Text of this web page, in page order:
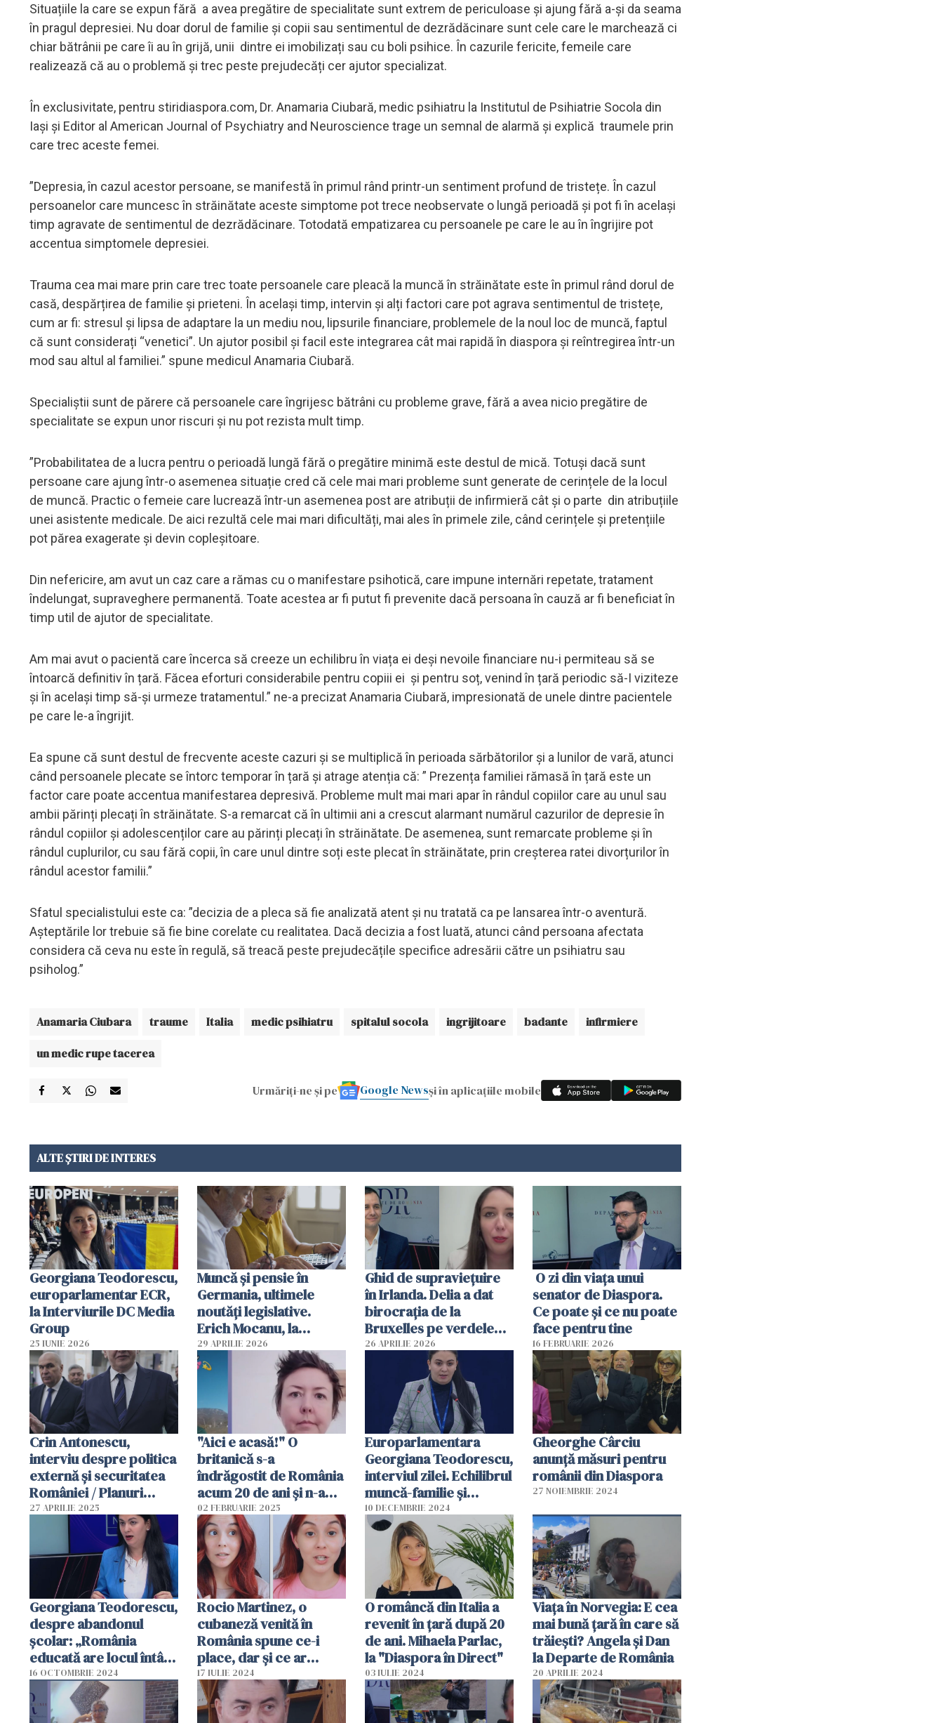
Situațiile la care se expun fără a avea pregătire de specialitate sunt extrem de periculoase și ajung fără a-și da seama
în pragul depresiei. Nu doar dorul de familie și copii sau sentimentul de dezrădăcinare sunt cele care le marchează ci
chiar bătrânii pe care îi au în grijă, unii dintre ei imobilizați sau cu boli psihice. În cazurile fericite, femeile care
realizează că au o problemă și trec peste prejudecăți cer ajutor specializat.
În exclusivitate, pentru stiridiaspora.com, Dr. Anamaria Ciubară, medic psihiatru la Institutul de Psihiatrie Socola din
Iași și Editor al American Journal of Psychiatry and Neuroscience trage un semnal de alarmă și explică traumele prin
care trec aceste femei.
”Depresia, în cazul acestor persoane, se manifestă în primul rând printr-un sentiment profund de tristețe. În cazul
persoanelor care muncesc în străinătate aceste simptome pot trece neobservate o lungă perioadă și pot fi în același
timp agravate de sentimentul de dezrădăcinare. Totodată empatizarea cu persoanele pe care le au în îngrijire pot
accentua simptomele depresiei.
Trauma cea mai mare prin care trec toate persoanele care pleacă la muncă în străinătate este în primul rând dorul de
casă, despărțirea de familie și prieteni. În același timp, intervin și alți factori care pot agrava sentimentul de tristețe,
cum ar fi: stresul și lipsa de adaptare la un mediu nou, lipsurile financiare, problemele de la noul loc de muncă, faptul
că sunt considerați “venetici”. Un ajutor posibil și facil este integrarea cât mai rapidă în diaspora și reîntregirea într-un
mod sau altul al familiei.” spune medicul Anamaria Ciubară.
Specialiștii sunt de părere că persoanele care îngrijesc bătrâni cu probleme grave, fără a avea nicio pregătire de
specialitate se expun unor riscuri și nu pot rezista mult timp.
”Probabilitatea de a lucra pentru o perioadă lungă fără o pregătire minimă este destul de mică. Totuși dacă sunt
persoane care ajung într-o asemenea situație cred că cele mai mari probleme sunt generate de cerințele de la locul
de muncă. Practic o femeie care lucrează într-un asemenea post are atribuții de infirmieră cât și o parte din atribuțiile
unei asistente medicale. De aici rezultă cele mai mari dificultăți, mai ales în primele zile, când cerințele și pretențiile
pot părea exagerate și devin copleșitoare.
Din nefericire, am avut un caz care a rămas cu o manifestare psihotică, care impune internări repetate, tratament
îndelungat, supraveghere permanentă. Toate acestea ar fi putut fi prevenite dacă persoana în cauză ar fi beneficiat în
timp util de ajutor de specialitate.
Am mai avut o pacientă care încerca să creeze un echilibru în viața ei deși nevoile financiare nu-i permiteau să se
întoarcă definitiv în țară. Făcea eforturi considerabile pentru copiii ei și pentru soț, venind în țară periodic să-I viziteze
și în același timp să-și urmeze tratamentul.” ne-a precizat Anamaria Ciubară, impresionată de unele dintre pacientele
pe care le-a îngrijit.
Ea spune că sunt destul de frecvente aceste cazuri și se multiplică în perioada sărbătorilor și a lunilor de vară, atunci
când persoanele plecate se întorc temporar în țară și atrage atenția că: ” Prezența familiei rămasă în țară este un
factor care poate accentua manifestarea depresivă. Probleme mult mai mari apar în rândul copiilor care au unul sau
ambii părinți plecați în străinătate. S-a remarcat că în ultimii ani a crescut alarmant numărul cazurilor de depresie în
rândul copiilor și adolescenților care au părinți plecați în străinătate. De asemenea, sunt remarcate probleme și în
rândul cuplurilor, cu sau fără copii, în care unul dintre soți este plecat în străinătate, prin creșterea ratei divorțurilor în
rândul acestor familii.”
Sfatul specialistului este ca: ”decizia de a pleca să fie analizată atent și nu tratată ca pe lansarea într-o aventură.
Așteptările lor trebuie să fie bine corelate cu realitatea. Dacă decizia a fost luată, atunci când persoana afectata
considera că ceva nu este în regulă, să treacă peste prejudecățile specifice adresării către un psihiatru sau
psiholog.”
Anamaria Ciubara traume Italia medic psihiatru spitalul socola ingrijitoare badante infirmiere
un medic rupe tacerea
Urmăriți-ne și pe Google Newsși în aplicațiile mobile
ALTE ȘTIRI DE INTERES
Georgiana Teodorescu,
europarlamentar ECR,
la Interviurile DC Media
Group
25 IUNIE 2026
Muncă și pensie în
Germania, ultimele
noutăți legislative.
Erich Mocanu, la
Diaspora în direct
29 APRILIE 2026
Ghid de supraviețuire
în Irlanda. Delia a dat
birocrația de la
Bruxelles pe verdele
din Dublin
26 APRILIE 2026
O zi din viața unui
senator de Diaspora.
Ce poate și ce nu poate
face pentru tine
16 FEBRUARIE 2026
Crin Antonescu,
interviu despre politica
externă și securitatea
României / Planuri
pentru țara noastră -
27 APRILIE 2025
"Aici e acasă!" O
britanică s-a
îndrăgostit de România
acum 20 de ani și n-a
mai plecat | Departe de
România
02 FEBRUARIE 2025
Europarlamentara
Georgiana Teodorescu,
interviul zilei. Echilibrul
muncă-familie și
sprijinul părinților, pe
lista priorităților UE
10 DECEMBRIE 2024
Gheorghe Cârciu
anunță măsuri pentru
românii din Diaspora
27 NOIEMBRIE 2024
Georgiana Teodorescu,
despre abandonul
școlar: „România
educată are locul întâi
în Europa la abandon
școlar. Tinerii ăștia ce
fac? Pleacă peste
16 OCTOMBRIE 2024
Rocio Martinez, o
cubaneză venită în
România spune ce-i
place, dar și ce ar
schimba la țara noastră
17 IULIE 2024
O româncă din Italia a
revenit în țară după 20
de ani. Mihaela Parlac,
la "Diaspora în Direct"
03 IULIE 2024
Viața în Norvegia: E cea
mai bună țară în care să
trăiești? Angela și Dan
la Departe de România
20 APRILIE 2024